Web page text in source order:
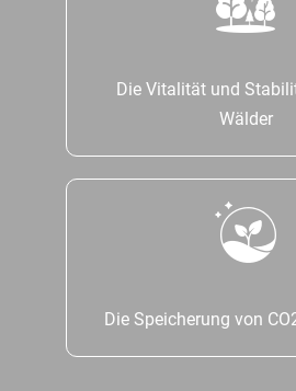
Die Vitalität und
Wälder
Die Speicherung von